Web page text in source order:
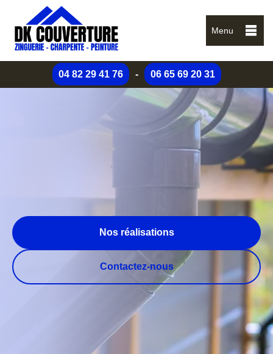
Menu
04 82 29 41 76 - 06 65 69 20 31
Nos réalisations
Contactez-nous